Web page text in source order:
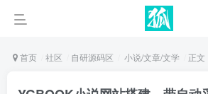
首页 社区 自研源码区 小说/文章/文学 正文